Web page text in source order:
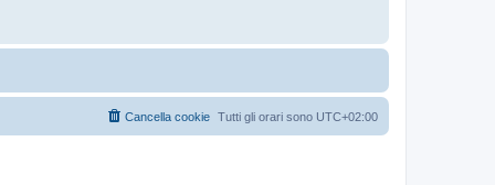
Tutti gli orari sono UTC+02:00
Cancella cookie